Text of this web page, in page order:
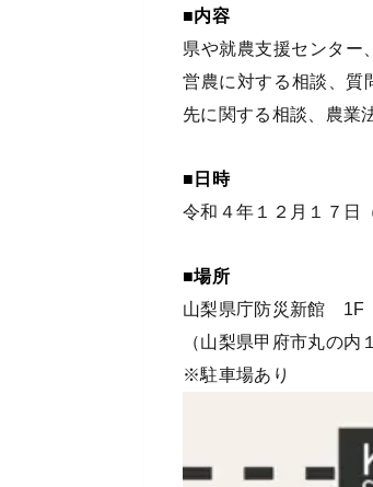
■内容
県や就農支援センター
営農に対する相談、質
先に関する相談、農業
■日時
令和４年１２月１７日
■場所
山梨県庁防災新館 1F
（山梨県甲府市丸の内
※駐車場あり